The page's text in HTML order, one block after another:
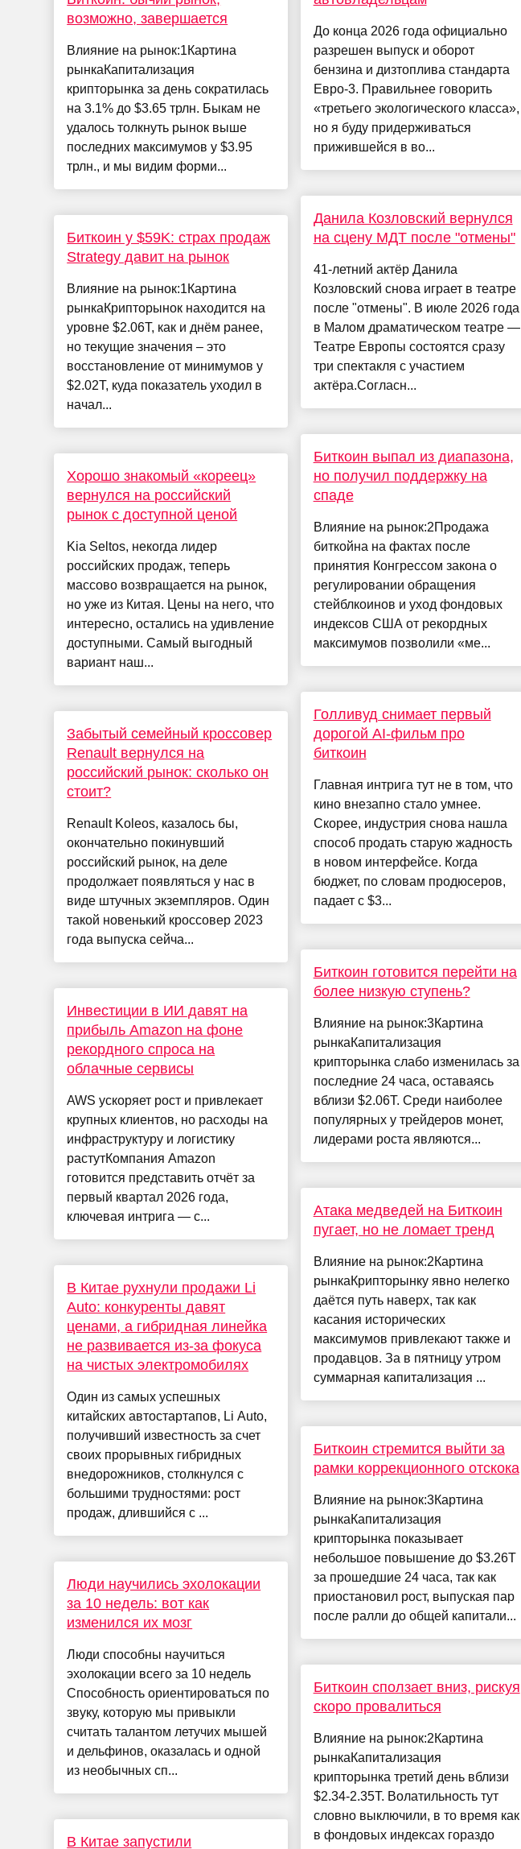
возможно, завершается
Влияние на рынок:1Картина
рынкаКапитализация
крипторынка за день сократилась
на 3.1% до $3.65 трлн. Быкам не
удалось толкнуть рынок выше
последних максимумов у $3.95
трлн., и мы видим форми...
Биткоин у $59K: страх продаж
Strategy давит на рынок
Влияние на рынок:1Картина
рынкаКрипторынок находится на
уровне $2.06T, как и днём ранее,
но текущие значения – это
восстановление от минимумов у
$2.02T, куда показатель уходил в
начал...
Хорошо знакомый «кореец»
вернулся на российский
рынок с доступной ценой
Kia Seltos, некогда лидер
российских продаж, теперь
массово возвращается на рынок,
но уже из Китая. Цены на него, что
интересно, остались на удивление
доступными. Самый выгодный
вариант наш...
Забытый семейный кроссовер
Renault вернулся на
российский рынок: сколько он
стоит?
Renault Koleos, казалось бы,
окончательно покинувший
российский рынок, на деле
продолжает появляться у нас в
виде штучных экземпляров. Один
такой новенький кроссовер 2023
года выпуска сейча...
Инвестиции в ИИ давят на
прибыль Amazon на фоне
рекордного спроса на
облачные сервисы
AWS ускоряет рост и привлекает
крупных клиентов, но расходы на
инфраструктуру и логистику
растутКомпания Amazon
готовится представить отчёт за
первый квартал 2026 года,
ключевая интрига — с...
В Китае рухнули продажи Li
Auto: конкуренты давят
ценами, а гибридная линейка
не развивается из-за фокуса
на чистых электромобилях
Один из самых успешных
китайских автостартапов, Li Auto,
получивший известность за счет
своих прорывных гибридных
внедорожников, столкнулся с
большими трудностями: рост
продаж, длившийся с ...
Люди научились эхолокации
за 10 недель: вот как
изменился их мозг
Люди способны научиться
эхолокации всего за 10 недель
Способность ориентироваться по
звуку, которую мы привыкли
считать талантом летучих мышей
и дельфинов, оказалась и одной
из необычных сп...
В Китае запустили
До конца 2026 года официально
разрешен выпуск и оборот
бензина и дизтоплива стандарта
Евро‑3. Правильнее говорить
«третьего экологического класса»,
но я буду придерживаться
прижившейся в во...
Данила Козловский вернулся
на сцену МДТ после "отмены"
41-летний актёр Данила
Козловский снова играет в театре
после "отмены". В июле 2026 года
в Малом драматическом театре —
Театре Европы состоятся сразу
три спектакля с участием
актёра.Согласн...
Биткоин выпал из диапазона,
но получил поддержку на
спаде
Влияние на рынок:2Продажа
биткойна на фактах после
принятия Конгрессом закона о
регулировании обращения
стейблкоинов и уход фондовых
индексов США от рекордных
максимумов позволили «ме...
Голливуд снимает первый
дорогой AI-фильм про
биткоин
Главная интрига тут не в том, что
кино внезапно стало умнее.
Скорее, индустрия снова нашла
способ продать старую жадность
в новом интерфейсе. Когда
бюджет, по словам продюсеров,
падает с $3...
Биткоин готовится перейти на
более низкую ступень?
Влияние на рынок:3Картина
рынкаКапитализация
крипторынка слабо изменилась за
последние 24 часа, оставаясь
вблизи $2.06T. Среди наиболее
популярных у трейдеров монет,
лидерами роста являются...
Атака медведей на Биткоин
пугает, но не ломает тренд
Влияние на рынок:2Картина
рынкаКрипторынку явно нелегко
даётся путь наверх, так как
касания исторических
максимумов привлекают также и
продавцов. За в пятницу утром
суммарная капитализация ...
Биткоин стремится выйти за
рамки коррекционного отскока
Влияние на рынок:3Картина
рынкаКапитализация
крипторынка показывает
небольшое повышение до $3.26T
за прошедшие 24 часа, так как
приостановил рост, выпуская пар
после ралли до общей капитали...
Биткоин сползает вниз, рискуя
скоро провалиться
Влияние на рынок:2Картина
рынкаКапитализация
крипторынка третий день вблизи
$2.34-2.35T. Волатильность тут
словно выключили, в то время как
в фондовых индексах гораздо